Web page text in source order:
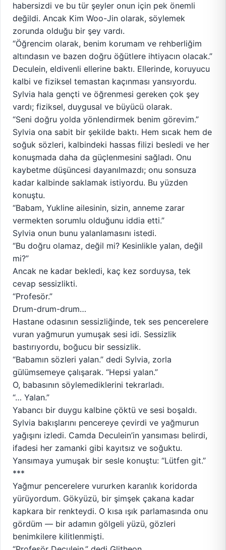
habersizdi ve bu tür şeyler onun için pek önemli
değildi. Ancak Kim Woo-Jin olarak, söylemek
zorunda olduğu bir şey vardı.
“Öğrencim olarak, benim korumam ve rehberliğim
altındasın ve bazen doğru öğütlere ihtiyacın olacak.”
Deculein, eldivenli ellerine baktı. Ellerinde, koruyucu
kalbi ve fiziksel temastan kaçınması yansıyordu.
Sylvia hala gençti ve öğrenmesi gereken çok şey
vardı; fiziksel, duygusal ve büyücü olarak.
“Seni doğru yolda yönlendirmek benim görevim.”
Sylvia ona sabit bir şekilde baktı. Hem sıcak hem de
soğuk sözleri, kalbindeki hassas filizi besledi ve her
konuşmada daha da güçlenmesini sağladı. Onu
kaybetme düşüncesi dayanılmazdı; onu sonsuza
kadar kalbinde saklamak istiyordu. Bu yüzden
konuştu.
“Babam, Yukline ailesinin, sizin, anneme zarar
vermekten sorumlu olduğunu iddia etti.”
Sylvia onun bunu yalanlamasını istedi.
“Bu doğru olamaz, değil mi? Kesinlikle yalan, değil
mi?”
Ancak ne kadar bekledi, kaç kez sorduysa, tek
cevap sessizlikti.
“Profesör.”
Drum-drum-drum…
Hastane odasının sessizliğinde, tek ses pencerelere
vuran yağmurun yumuşak sesi idi. Sessizlik
bastırıyordu, boğucu bir sessizlik.
“Babamın sözleri yalan.” dedi Sylvia, zorla
gülümsemeye çalışarak. “Hepsi yalan.”
O, babasının söylemediklerini tekrarladı.
“… Yalan.”
Yabancı bir duygu kalbine çöktü ve sesi boşaldı.
Sylvia bakışlarını pencereye çevirdi ve yağmurun
yağışını izledi. Camda Deculein’in yansıması belirdi,
ifadesi her zamanki gibi kayıtsız ve soğuktu.
Yansımaya yumuşak bir sesle konuştu: “Lütfen git.”
***
Yağmur pencerelere vururken karanlık koridorda
yürüyordum. Gökyüzü, bir şimşek çakana kadar
kapkara bir renkteydi. O kısa ışık parlamasında onu
gördüm — bir adamın gölgeli yüzü, gözleri
benimkilere kilitlenmişti.